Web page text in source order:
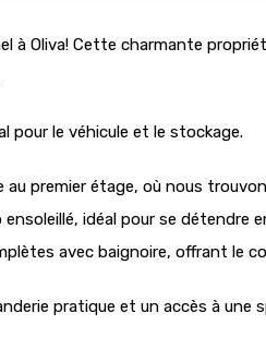
à Oliva! Cette charmante
pour le véhicule et le stockage.
premier étage, où nous
idéal pour se
avec baignoire, offrant le
pratique et un accès à une